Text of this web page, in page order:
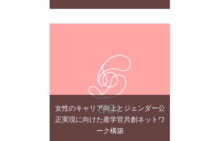
女性のキャリア向上とジェンダー公
正実現に向けた産学官共創ネットワ
ーク構築